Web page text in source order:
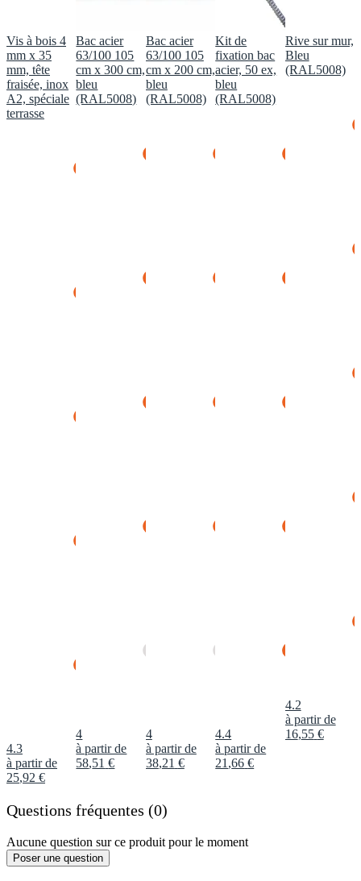
Vis à bois 4
mm x 35
mm, tête
fraisée, inox
A2, spéciale
terrasse
4.3
à partir de
25,92 €
Bac acier
63/100 105
cm x 300 cm,
bleu
(RAL5008)
4
à partir de
58,51 €
Bac acier
63/100 105
cm x 200 cm,
bleu
(RAL5008)
4
à partir de
38,21 €
Kit de
fixation bac
acier, 50 ex,
bleu
(RAL5008)
4.4
à partir de
21,66 €
Rive sur mur,
Bleu
(RAL5008)
4.2
à partir de
16,55 €
Questions fréquentes (0)
Aucune question sur ce produit pour le moment
Poser une question